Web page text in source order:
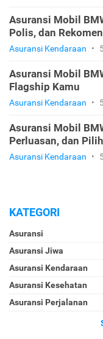
Asuransi Mobil
Polis, dan
Asuransi Kendaraan •
Asuransi Mobil
Flagship Kamu
Asuransi Kendaraan •
Asuransi Mobil
Perluasan, dan
Asuransi Kendaraan •
KATEGORI
Asuransi
Asuransi Jiwa
Asuransi Kendaraan
Asuransi Kesehatan
Asuransi Perjalanan